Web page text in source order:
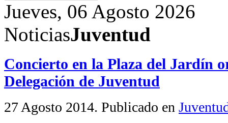
Jueves, 06 Agosto 2026
NoticiasJuventud
Concierto en la Plaza del Jardín
Delegación de Juventud
27 Agosto 2014. Publicado en